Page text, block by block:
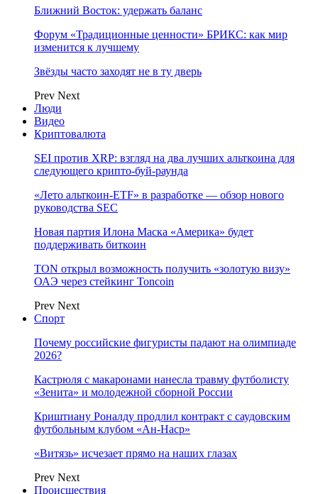
Ближний Восток: удержать баланс
Форум «Традиционные ценности» БРИКС: как мир
изменится к лучшему
Звёзды часто заходят не в ту дверь
Prev Next
Люди
Видео
Криптовалюта
SEI против XRP: взгляд на два лучших альткоина для
следующего крипто-буй-раунда
«Лето альткоин-ETF» в разработке — обзор нового
руководства SEC
Новая партия Илона Маска «Америка» будет
поддерживать биткоин
TON открыл возможность получить «золотую визу»
ОАЭ через стейкинг Toncoin
Prev Next
Спорт
Почему российские фигуристы падают на олимпиаде
2026?
Кастрюля с макаронами нанесла травму футболисту
«Зенита» и молодежной сборной России
Криштиану Роналду продлил контракт с саудовским
футбольным клубом «Ан-Наср»
«Витязь» исчезает прямо на наших глазах
Prev Next
Происшествия